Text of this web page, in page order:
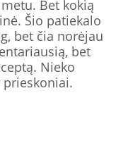
Bet kokią
Šio patiekalo
bet čia norėjau
bet
Nieko